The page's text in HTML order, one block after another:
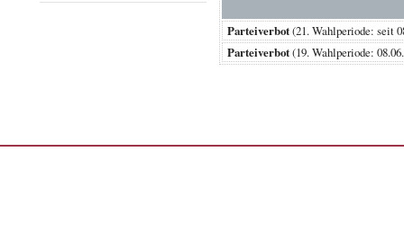
Parteiverbot(21. Wahlperiode:
Parteiverbot(19. Wahlperiode: